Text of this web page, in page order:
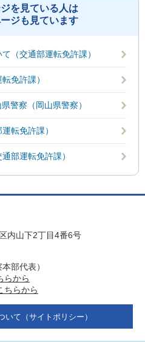
を見ている人は
ジも見ています
（交通部運転免許課）
免許課）
警察（岡山県警察）
転免許課）
部運転免許課）
内山下2丁目4番6号
部代表）
らから
ちらから
いて （サイトポリシー）